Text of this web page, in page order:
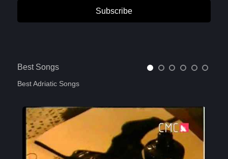
Subscribe
Best Songs
Best Adriatic Songs